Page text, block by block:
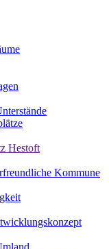
Hestoft
Kommune